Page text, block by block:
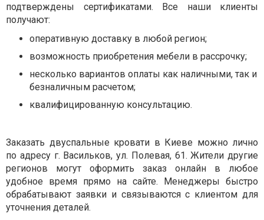
подтверждены сертификатами. Все наши клиенты
получают:
оперативную доставку в любой регион;
возможность приобретения мебели в рассрочку;
несколько вариантов оплаты как наличными, так и
безналичным расчетом;
квалифицированную консультацию.
Заказать двуспальные кровати в Киеве можно лично
по адресу г. Васильков, ул. Полевая, 61. Жители другие
регионов могут оформить заказ онлайн в любое
удобное время прямо на сайте. Менеджеры быстро
обрабатывают заявки и связываются с клиентом для
уточнения деталей.